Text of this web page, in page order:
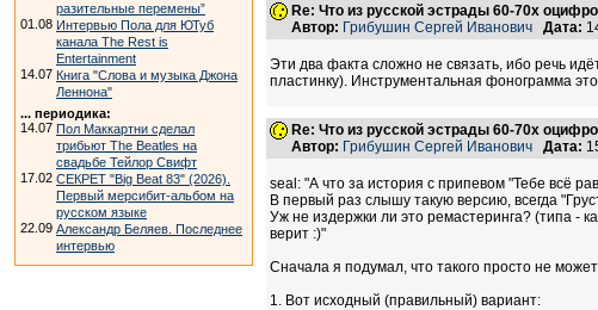
разительные перемены”
01.08 Интервью Пола для ЮТуб
канала The Rest is
Entertainment
14.07 Книга "Слова и музыка Джона
Леннона"
... периодика:
14.07 Пол Маккартни сделал
трибьют The Beatles на
свадьбе Тейлор Свифт
17.02 СЕКРЕТ "Big Beat 83" (2026).
Первый мерсибит-альбом на
русском языке
22.09 Александр Беляев. Последнее
интервью
Re: Что из русской эстрады 60-70х
Автор: Грибушин Сергей Иванович Дата:
Эти два факта сложно не связать, ибо речь
пластинку). Инструментальная фонограмма
Re: Что из русской эстрады 60-70х
Автор: Грибушин Сергей Иванович Дата:
seal: "А что за история с припевом "Тебе всё
В первый раз слышу такую версию, всегда
Уж не издержки ли это ремастеринга? (типа -
верит :)"
Сначала я подумал, что такого просто не
1. Вот исходный (правильный) вариант: